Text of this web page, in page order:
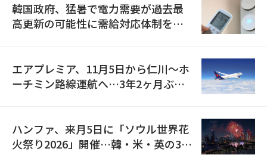
韓国政府、猛暑で電力需要が過去最
高更新の可能性に需給対応体制を点
エアプレミア、11月5日から仁川〜ホ
ーチミン路線運航へ…3年2ヶ月ぶり
ハンファ、来月5日に「ソウル世界花
火祭り2026」開催…韓・米・英の3カ